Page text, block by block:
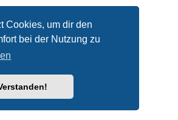
Cookies, um dir den
bei der Nutzung zu